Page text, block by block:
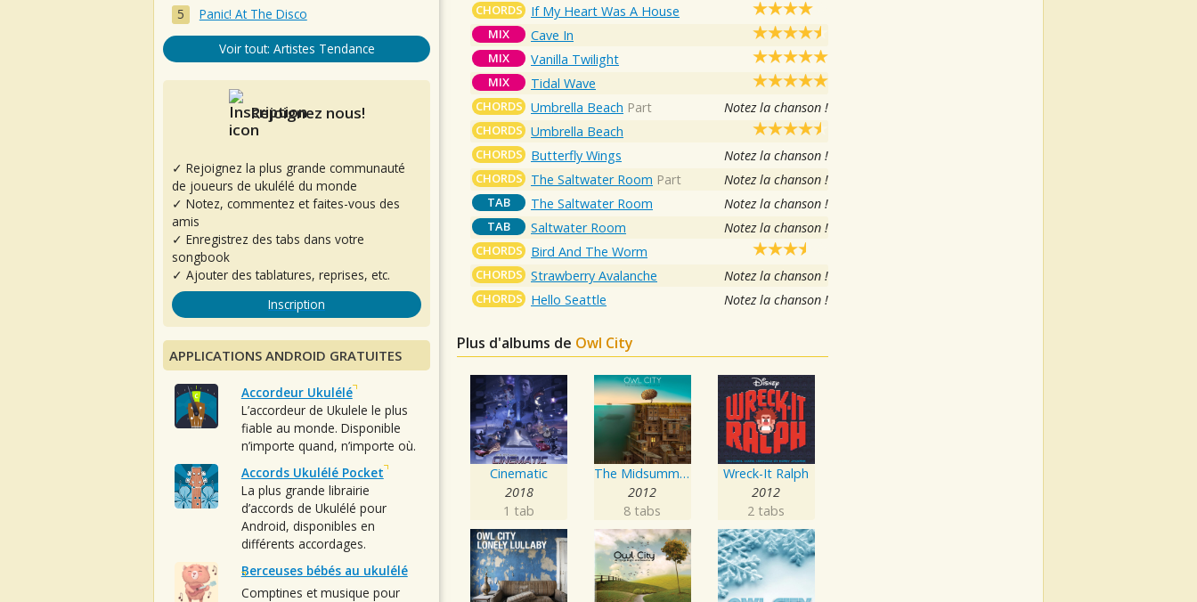
CHORDS If My Heart Was A House
MIX Cave In
MIX Vanilla Twilight
MIX Tidal Wave
CHORDS Umbrella Beach Part Notez la chanson !
CHORDS Umbrella Beach
CHORDS Butterfly Wings Notez la chanson !
CHORDS The Saltwater Room Part Notez la chanson !
TAB The Saltwater Room Notez la chanson !
TAB Saltwater Room Notez la chanson !
CHORDS Bird And The Worm
CHORDS Strawberry Avalanche Notez la chanson !
CHORDS Hello Seattle Notez la chanson !
Plus d'albums de Owl City
Cinematic
2018
1 tab
The Midsummer Station
2012
8 tabs
Wreck-It Ralph
2012
2 tabs
Panic! At The Disco
Voir tout: Artistes Tendance
Rejoignez nous!
✓ Rejoignez la plus grande communauté
de joueurs de ukulélé du monde
✓ Notez, commentez et faites-vous des
amis
✓ Enregistrez des tabs dans votre
songbook
✓ Ajouter des tablatures, reprises, etc.
Inscription
APPLICATIONS ANDROID GRATUITES
Accordeur Ukulélé
L’accordeur de Ukulele le plus
fiable au monde. Disponible
n’importe quand, n’importe où.
Accords Ukulélé Pocket
La plus grande librairie
d’accords de Ukulélé pour
Android, disponibles en
différents accordages.
Berceuses bébés au ukulélé
Comptines et musique pour